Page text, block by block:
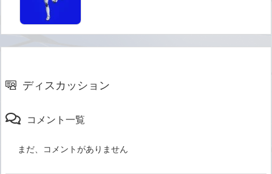
ディスカッション
コメント一覧
まだ、コメントがありません